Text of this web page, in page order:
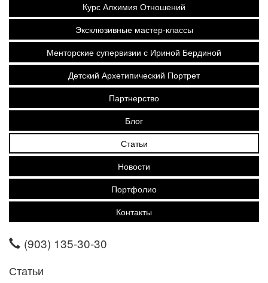
Курс Алхимия Отношений
Эксклюзивные мастер-классы
Менторские супервизии с Ириной Бердиной
Детский Архетипический Портрет
Партнерство
Блог
Статьи
Новости
Портфолио
Контакты
(903) 135-30-30
Статьи